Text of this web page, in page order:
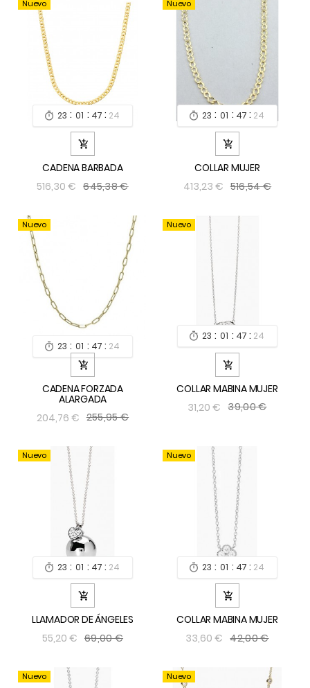
Nuevo
 23 : 01 : 47 : 24

CADENA BARBADA
516,30 € 645,38 €
Nuevo
 23 : 01 : 47 : 24

COLLAR MUJER
413,23 € 516,54 €
Nuevo
 23 : 01 : 47 : 24

CADENA FORZADA
ALARGADA
204,76 € 255,95 €
Nuevo
 23 : 01 : 47 : 24

COLLAR MABINA MUJER
31,20 € 39,00 €
Nuevo
 23 : 01 : 47 : 24

LLAMADOR DE ÁNGELES
55,20 € 69,00 €
Nuevo
 23 : 01 : 47 : 24

COLLAR MABINA MUJER
33,60 € 42,00 €
Nuevo Nuevo